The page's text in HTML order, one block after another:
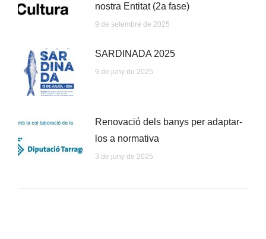
nostra Entitat (2a fase)
9 de setembre de 2025
SARDINADA 2025
9 de juny de 2025
Renovació dels banys per adaptar-
los a normativa
3 de juny de 2025